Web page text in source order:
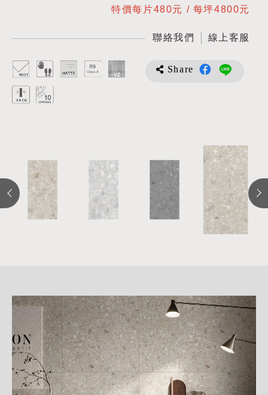
特價每片480元 / 每坪4800元
聯絡我們 線上客服
Share
詳
介
紹